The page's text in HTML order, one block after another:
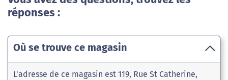
réponses :
Où se trouve ce magasin
L'adresse de ce magasin est 119, Rue St Catherine,